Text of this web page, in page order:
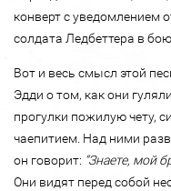
конверт с уведомлением
солдата Ледбеттера в
Вот и весь смысл этой
Эдди о том, как они
прогулки пожилую чету,
чаепитием. Над ними
он говорит: “Знаете, мой
Они видят перед собой